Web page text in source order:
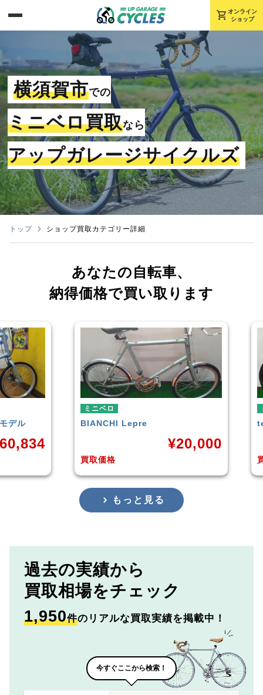
shopping_cart オンライン
ショップ
横須賀市での
ミニベロ買取なら
アップガレージサイクルズ
トップ ショップ買取カテゴリー詳細
あなたの自転車、
納得価格で買い取ります
ミニベロ
ternSURGE 2021年モデル
買取価格
¥33,249
もっと見る
過去の実績から
買取相場をチェック
1,950件のリアルな買取実績を掲載中！
今すぐここから検索！